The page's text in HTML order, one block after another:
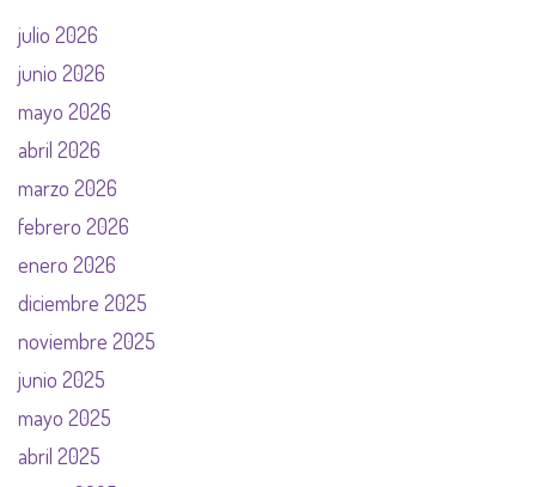
julio 2026
junio 2026
mayo 2026
abril 2026
marzo 2026
febrero 2026
enero 2026
diciembre 2025
noviembre 2025
junio 2025
mayo 2025
abril 2025